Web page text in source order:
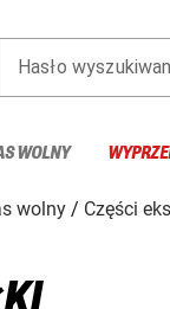
Hasło
WOLNY
wolny Części